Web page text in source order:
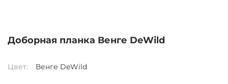
Доборная планка Венге DeWild
Цвет: Венге DeWild